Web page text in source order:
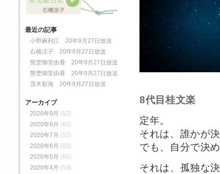
8代目桂文楽
定年。
それは、誰かが
でも、自分で決
それは、孤独な
最近の記事
小野麻利江 20年9月27日放送
石橋涼子 20年9月27日放送
熊埜御堂由香 20年9月27日放送
熊埜御堂由香 20年9月27日放送
茂木彩海 20年9月27日放送
アーカイブ
2020年9月 (52)
2020年8月 (65)
2020年7月 (52)
2020年6月 (52)
2020年5月 (65)
2020年4月 (53)